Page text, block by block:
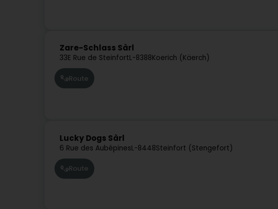
Zare-Schlass Sàrl
33E Rue de SteinfortL-8388Koerich (Käerch)
Route
Lucky Dogs Sàrl
6 Rue des AubépinesL-8448Steinfort (Stengefort)
Route